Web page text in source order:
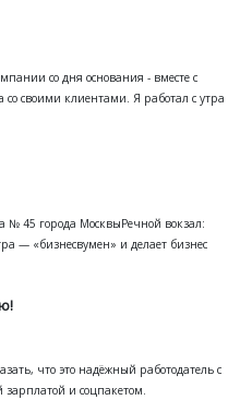
со дня основания - вместе с
своими клиентами. Я работал с утра
45 города МосквыРечной вокзал:
— «бизнесвумен» и делает бизнес
что это надёжный работодатель с
и соцпакетом.